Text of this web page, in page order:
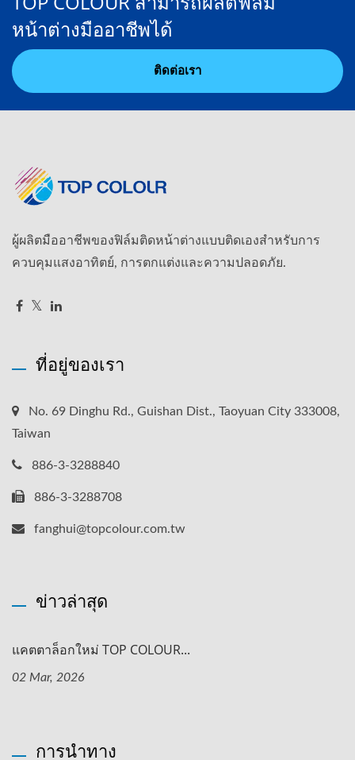
หน้าต่างมืออาชีพได้
ติดต่อเรา
ผู้ผลิตมืออาชีพของฟิล์มติดหน้าต่างแบบติดเองสำหรับการ
ควบคุมแสงอาทิตย์, การตกแต่งและความปลอดภัย.
ที่อยู่ของเรา
No. 69 Dinghu Rd., Guishan Dist., Taoyuan City 333008,
Taiwan
886-3-3288840
886-3-3288708
fanghui@topcolour.com.tw
ข่าวล่าสุด
แคตตาล็อกใหม่ TOP COLOUR...
02 Mar, 2026
การนำทาง